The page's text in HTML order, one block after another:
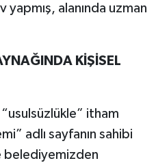
alanında uzman
KİŞİSEL
itham
adlı sayfanın sahibi
belediyemizden